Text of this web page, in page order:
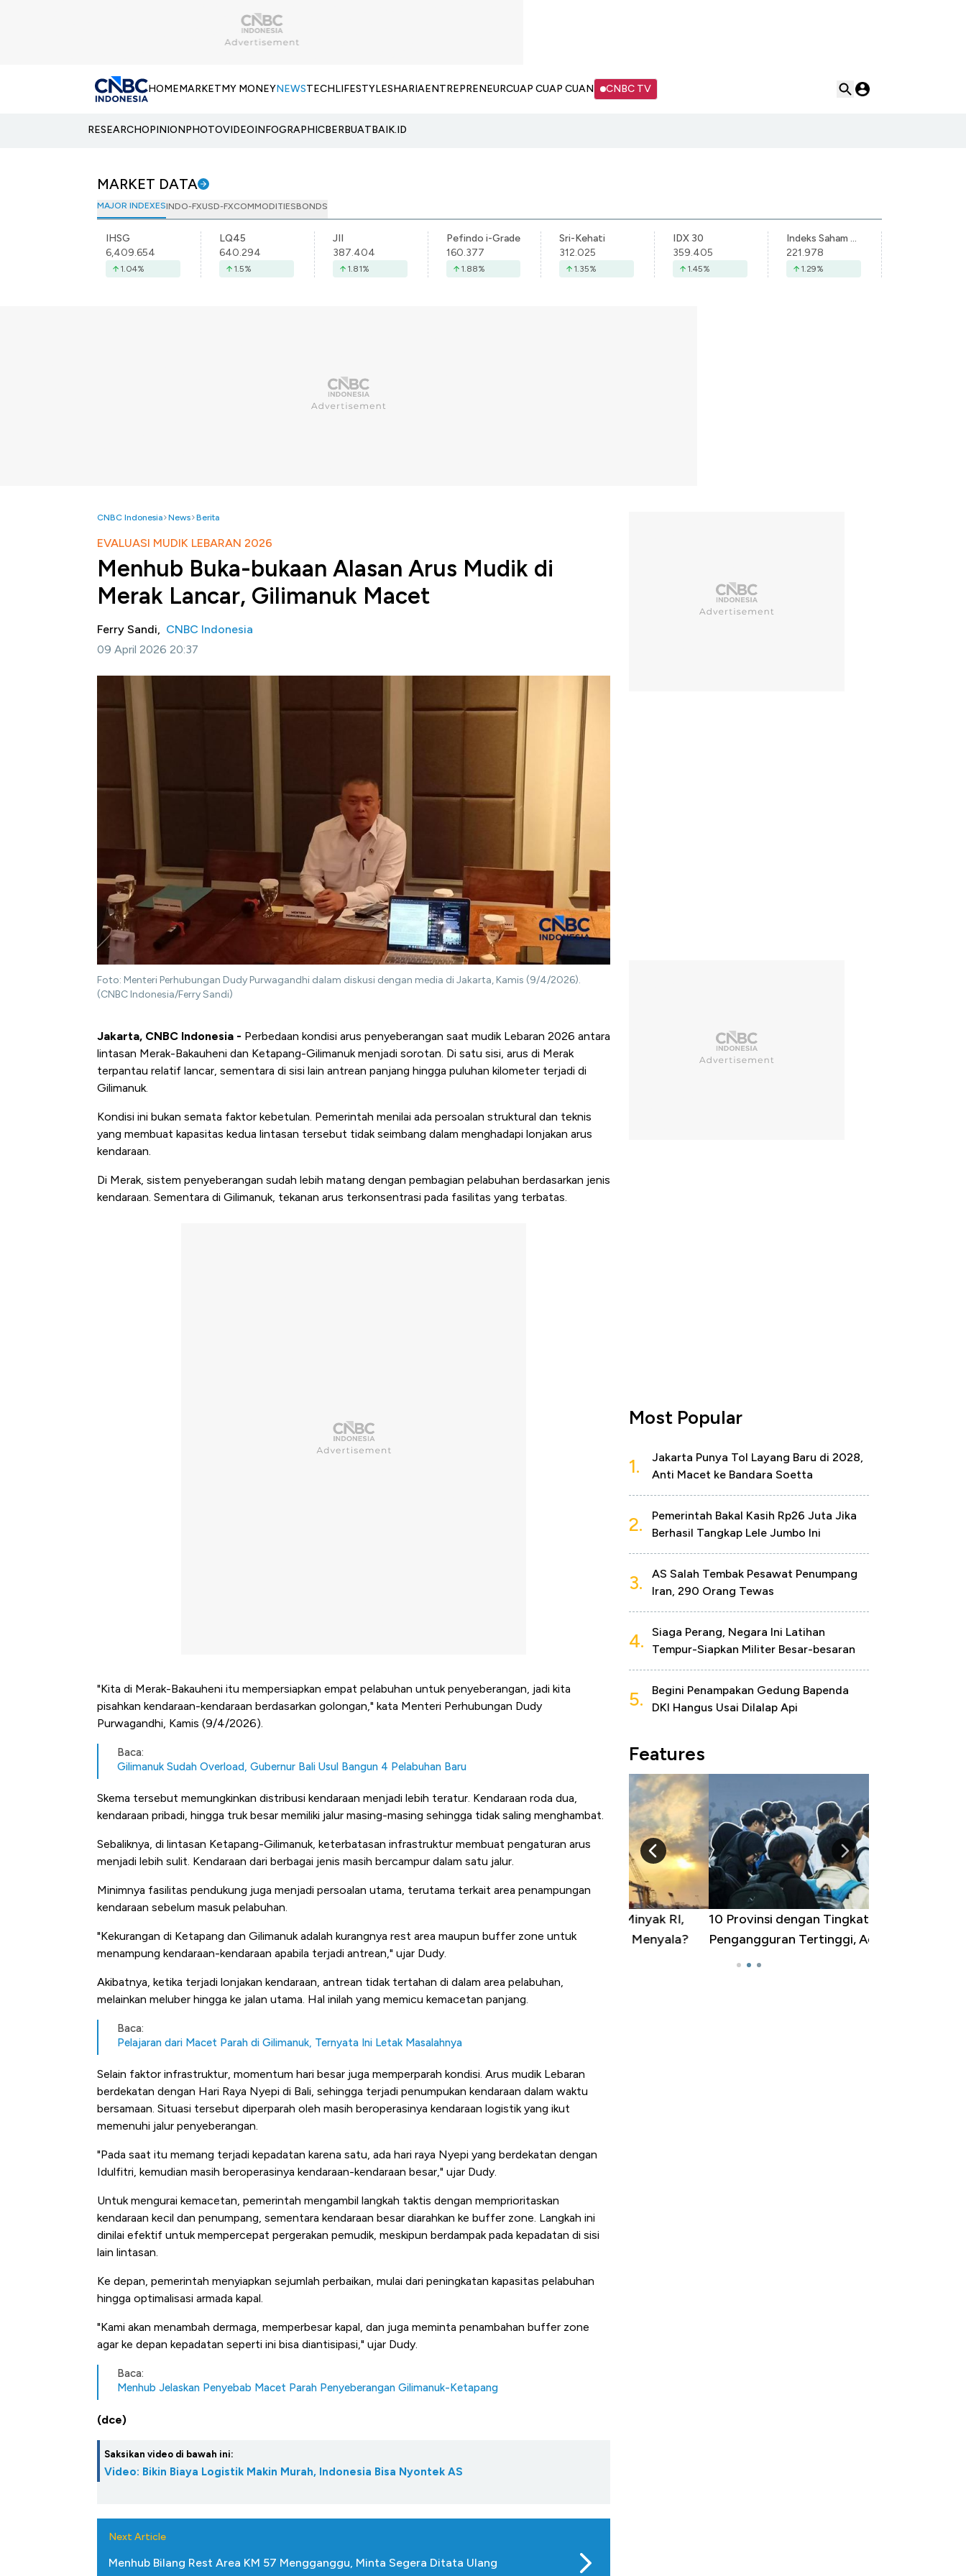
HOMEMARKETMY MONEYNEWSTECHLIFESTYLESHARIAENTREPRENEURCUAP CUAP CUAN CNBC TV
RESEARCHOPINIONPHOTOVIDEOINFOGRAPHICBERBUATBAIK.ID
MARKET DATA
MAJOR INDEXESINDO-FXUSD-FXCOMMODITIESBONDS
IHSG
6,409.654
1.04%
LQ45
640.294
1.5%
JII
387.404
1.81%
Pefindo i-Grade
160.377
1.88%
Sri-Kehati
312.025
1.35%
IDX 30
359.405
1.45%
Indeks Saham Syariah Indonesia
221.978
1.29%
CNBC Indonesia News Berita
EVALUASI MUDIK LEBARAN 2026
Menhub Buka-bukaan Alasan Arus Mudik di
Merak Lancar, Gilimanuk Macet
Ferry Sandi, CNBC Indonesia
09 April 2026 20:37
Foto: Menteri Perhubungan Dudy Purwagandhi dalam diskusi dengan media di Jakarta, Kamis (9/4/2026).
(CNBC Indonesia/Ferry Sandi)
Jakarta, CNBC Indonesia - Perbedaan kondisi arus penyeberangan saat mudik Lebaran 2026 antara
lintasan Merak-Bakauheni dan Ketapang-Gilimanuk menjadi sorotan. Di satu sisi, arus di Merak
terpantau relatif lancar, sementara di sisi lain antrean panjang hingga puluhan kilometer terjadi di
Gilimanuk.
Kondisi ini bukan semata faktor kebetulan. Pemerintah menilai ada persoalan struktural dan teknis
yang membuat kapasitas kedua lintasan tersebut tidak seimbang dalam menghadapi lonjakan arus
kendaraan.
Di Merak, sistem penyeberangan sudah lebih matang dengan pembagian pelabuhan berdasarkan jenis
kendaraan. Sementara di Gilimanuk, tekanan arus terkonsentrasi pada fasilitas yang terbatas.
"Kita di Merak-Bakauheni itu mempersiapkan empat pelabuhan untuk penyeberangan, jadi kita
pisahkan kendaraan-kendaraan berdasarkan golongan," kata Menteri Perhubungan Dudy
Purwagandhi, Kamis (9/4/2026).
Baca:
Gilimanuk Sudah Overload, Gubernur Bali Usul Bangun 4 Pelabuhan Baru
Skema tersebut memungkinkan distribusi kendaraan menjadi lebih teratur. Kendaraan roda dua,
kendaraan pribadi, hingga truk besar memiliki jalur masing-masing sehingga tidak saling menghambat.
Sebaliknya, di lintasan Ketapang-Gilimanuk, keterbatasan infrastruktur membuat pengaturan arus
menjadi lebih sulit. Kendaraan dari berbagai jenis masih bercampur dalam satu jalur.
Minimnya fasilitas pendukung juga menjadi persoalan utama, terutama terkait area penampungan
kendaraan sebelum masuk pelabuhan.
"Kekurangan di Ketapang dan Gilimanuk adalah kurangnya rest area maupun buffer zone untuk
menampung kendaraan-kendaraan apabila terjadi antrean," ujar Dudy.
Akibatnya, ketika terjadi lonjakan kendaraan, antrean tidak tertahan di dalam area pelabuhan,
melainkan meluber hingga ke jalan utama. Hal inilah yang memicu kemacetan panjang.
Baca:
Pelajaran dari Macet Parah di Gilimanuk, Ternyata Ini Letak Masalahnya
Selain faktor infrastruktur, momentum hari besar juga memperparah kondisi. Arus mudik Lebaran
berdekatan dengan Hari Raya Nyepi di Bali, sehingga terjadi penumpukan kendaraan dalam waktu
bersamaan. Situasi tersebut diperparah oleh masih beroperasinya kendaraan logistik yang ikut
memenuhi jalur penyeberangan.
"Pada saat itu memang terjadi kepadatan karena satu, ada hari raya Nyepi yang berdekatan dengan
Idulfitri, kemudian masih beroperasinya kendaraan-kendaraan besar," ujar Dudy.
Untuk mengurai kemacetan, pemerintah mengambil langkah taktis dengan memprioritaskan
kendaraan kecil dan penumpang, sementara kendaraan besar diarahkan ke buffer zone. Langkah ini
dinilai efektif untuk mempercepat pergerakan pemudik, meskipun berdampak pada kepadatan di sisi
lain lintasan.
Ke depan, pemerintah menyiapkan sejumlah perbaikan, mulai dari peningkatan kapasitas pelabuhan
hingga optimalisasi armada kapal.
"Kami akan menambah dermaga, memperbesar kapal, dan juga meminta penambahan buffer zone
agar ke depan kepadatan seperti ini bisa diantisipasi," ujar Dudy.
Baca:
Menhub Jelaskan Penyebab Macet Parah Penyeberangan Gilimanuk-Ketapang
(dce)
Saksikan video di bawah ini:
Video: Bikin Biaya Logistik Makin Murah, Indonesia Bisa Nyontek AS
Next Article
Menhub Bilang Rest Area KM 57 Mengganggu, Minta Segera Ditata Ulang
Most Popular
1.
Jakarta Punya Tol Layang Baru di 2028,
Anti Macet ke Bandara Soetta
2.
Pemerintah Bakal Kasih Rp26 Juta Jika
Berhasil Tangkap Lele Jumbo Ini
3.
AS Salah Tembak Pesawat Penumpang
Iran, 290 Orang Tewas
4.
Siaga Perang, Negara Ini Latihan
Tempur-Siapkan Militer Besar-besaran
5.
Begini Penampakan Gedung Bapenda
DKI Hangus Usai Dilalap Api
Features
Tembaga Terbang ke Zona Berbahaya
Mana yang Cuannya Paling Menyala?
10 Provinsi dengan Tingkat
Pengangguran Tertinggi, Ada Jakarta